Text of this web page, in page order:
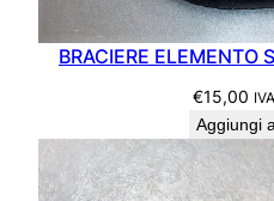
BRACIERE ELEMENTO
€15,00
Aggiungi